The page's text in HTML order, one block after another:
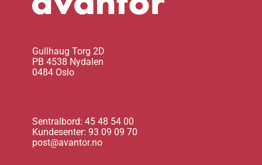
Gullhaug Torg 2D
PB 4538 Nydalen
0484 Oslo
Sentralbord: 45 48 54 00
Kundesenter: 93 09 09 70
post@avantor.no